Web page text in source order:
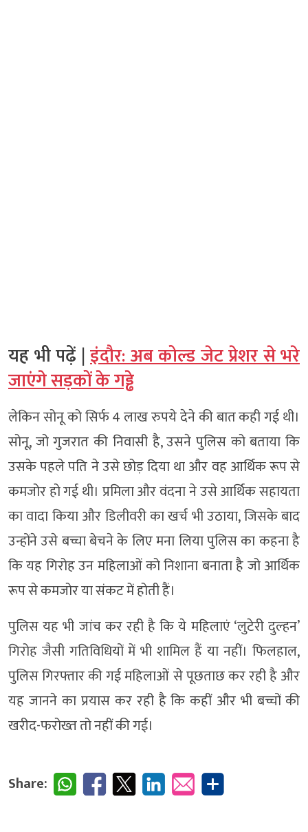
यह भी पढ़ें |इंदौर: अब कोल्ड जेट प्रेशर से भरे
जाएंगे सड़कों के गड्ढे
लेकिन सोनू को सिर्फ 4 लाख रुपये देने की बात कही गई थी।
सोनू, जो गुजरात की निवासी है, उसने पुलिस को बताया कि
उसके पहले पति ने उसे छोड़ दिया था और वह आर्थिक रूप से
कमजोर हो गई थी। प्रमिला और वंदना ने उसे आर्थिक सहायता
का वादा किया और डिलीवरी का खर्च भी उठाया, जिसके बाद
उन्होंने उसे बच्चा बेचने के लिए मना लिया पुलिस का कहना है
कि यह गिरोह उन महिलाओं को निशाना बनाता है जो आर्थिक
रूप से कमजोर या संकट में होती हैं।
पुलिस यह भी जांच कर रही है कि ये महिलाएं ‘लुटेरी दुल्हन’
गिरोह जैसी गतिविधियों में भी शामिल हैं या नहीं। फिलहाल,
पुलिस गिरफ्तार की गई महिलाओं से पूछताछ कर रही है और
यह जानने का प्रयास कर रही है कि कहीं और भी बच्चों की
खरीद-फरोख्त तो नहीं की गई।
Share: